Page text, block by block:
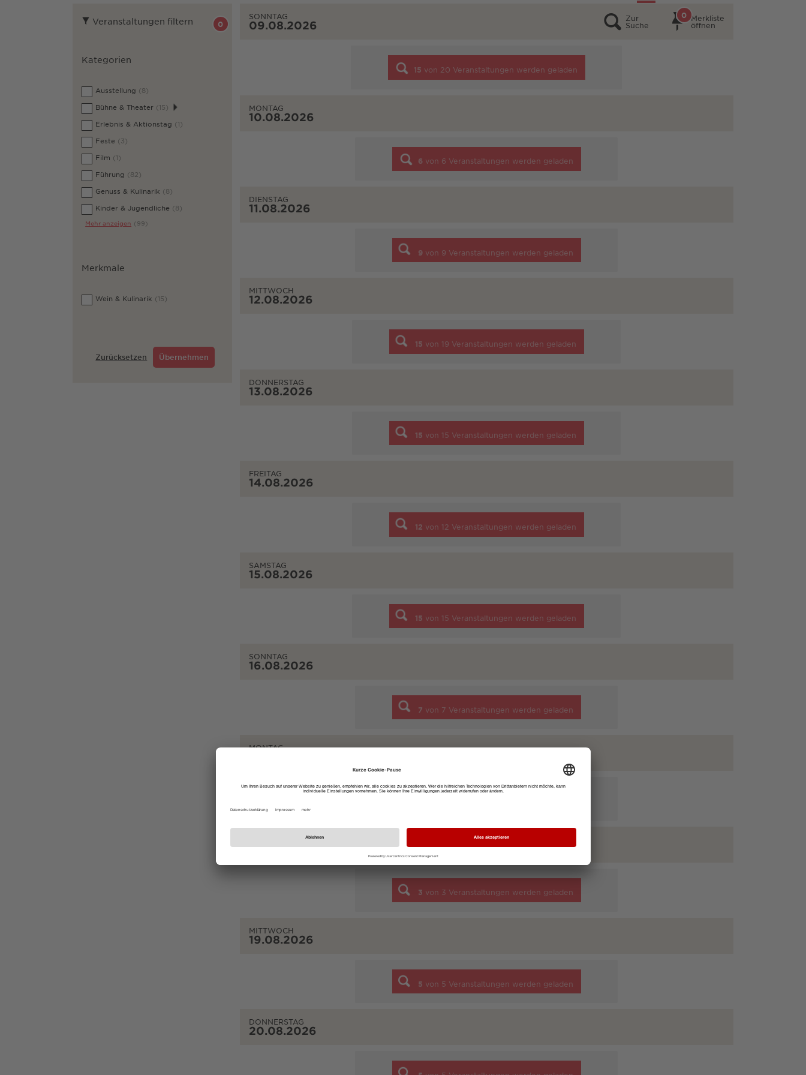
Veranstaltungen filtern 0
Kategorien
Ausstellung (8)
Bühne & Theater (15)
Erlebnis & Aktionstag (1)
Feste (3)
Film (1)
Führung (82)
Genuss & Kulinarik (8)
Kinder & Jugendliche (8)
Mehr anzeigen (99)
Merkmale
Wein & Kulinarik (15)
Zurücksetzen Übernehmen
Zur
Suche
Merkliste
öffnen
0
SONNTAG
09.08.2026
15 von 20 Veranstaltungen werden geladen
MONTAG
10.08.2026
6 von 6 Veranstaltungen werden geladen
DIENSTAG
11.08.2026
9 von 9 Veranstaltungen werden geladen
MITTWOCH
12.08.2026
15 von 19 Veranstaltungen werden geladen
DONNERSTAG
13.08.2026
15 von 15 Veranstaltungen werden geladen
FREITAG
14.08.2026
12 von 12 Veranstaltungen werden geladen
SAMSTAG
15.08.2026
15 von 15 Veranstaltungen werden geladen
SONNTAG
16.08.2026
7 von 7 Veranstaltungen werden geladen
MONTAG
18.08.2026
3 von 3 Veranstaltungen werden geladen
MITTWOCH
19.08.2026
5 von 5 Veranstaltungen werden geladen
DONNERSTAG
20.08.2026